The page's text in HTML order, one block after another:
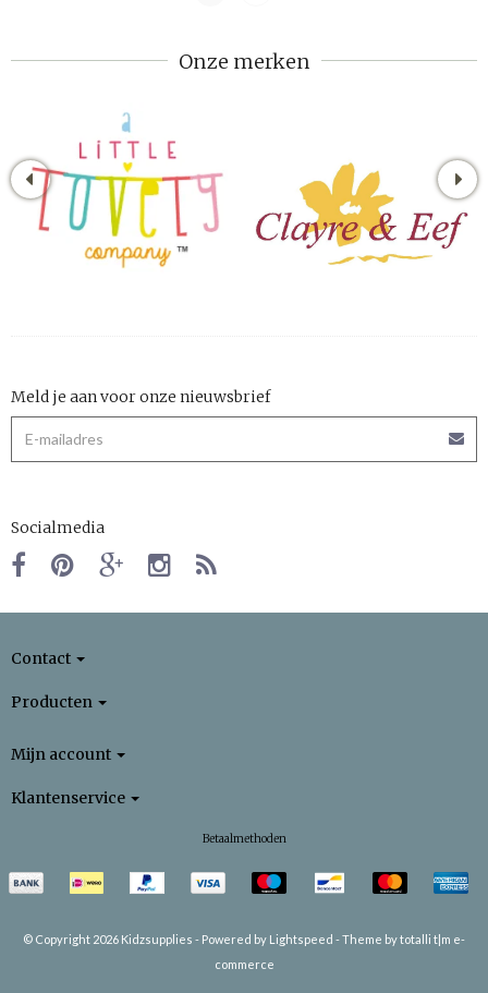
Onze merken
Meld je aan voor onze nieuwsbrief
Socialmedia
Contact
Producten
Mijn account
Klantenservice
Betaalmethoden
© Copyright 2026 Kidzsupplies - Powered by Lightspeed -Theme by totalli t|m e-
commerce